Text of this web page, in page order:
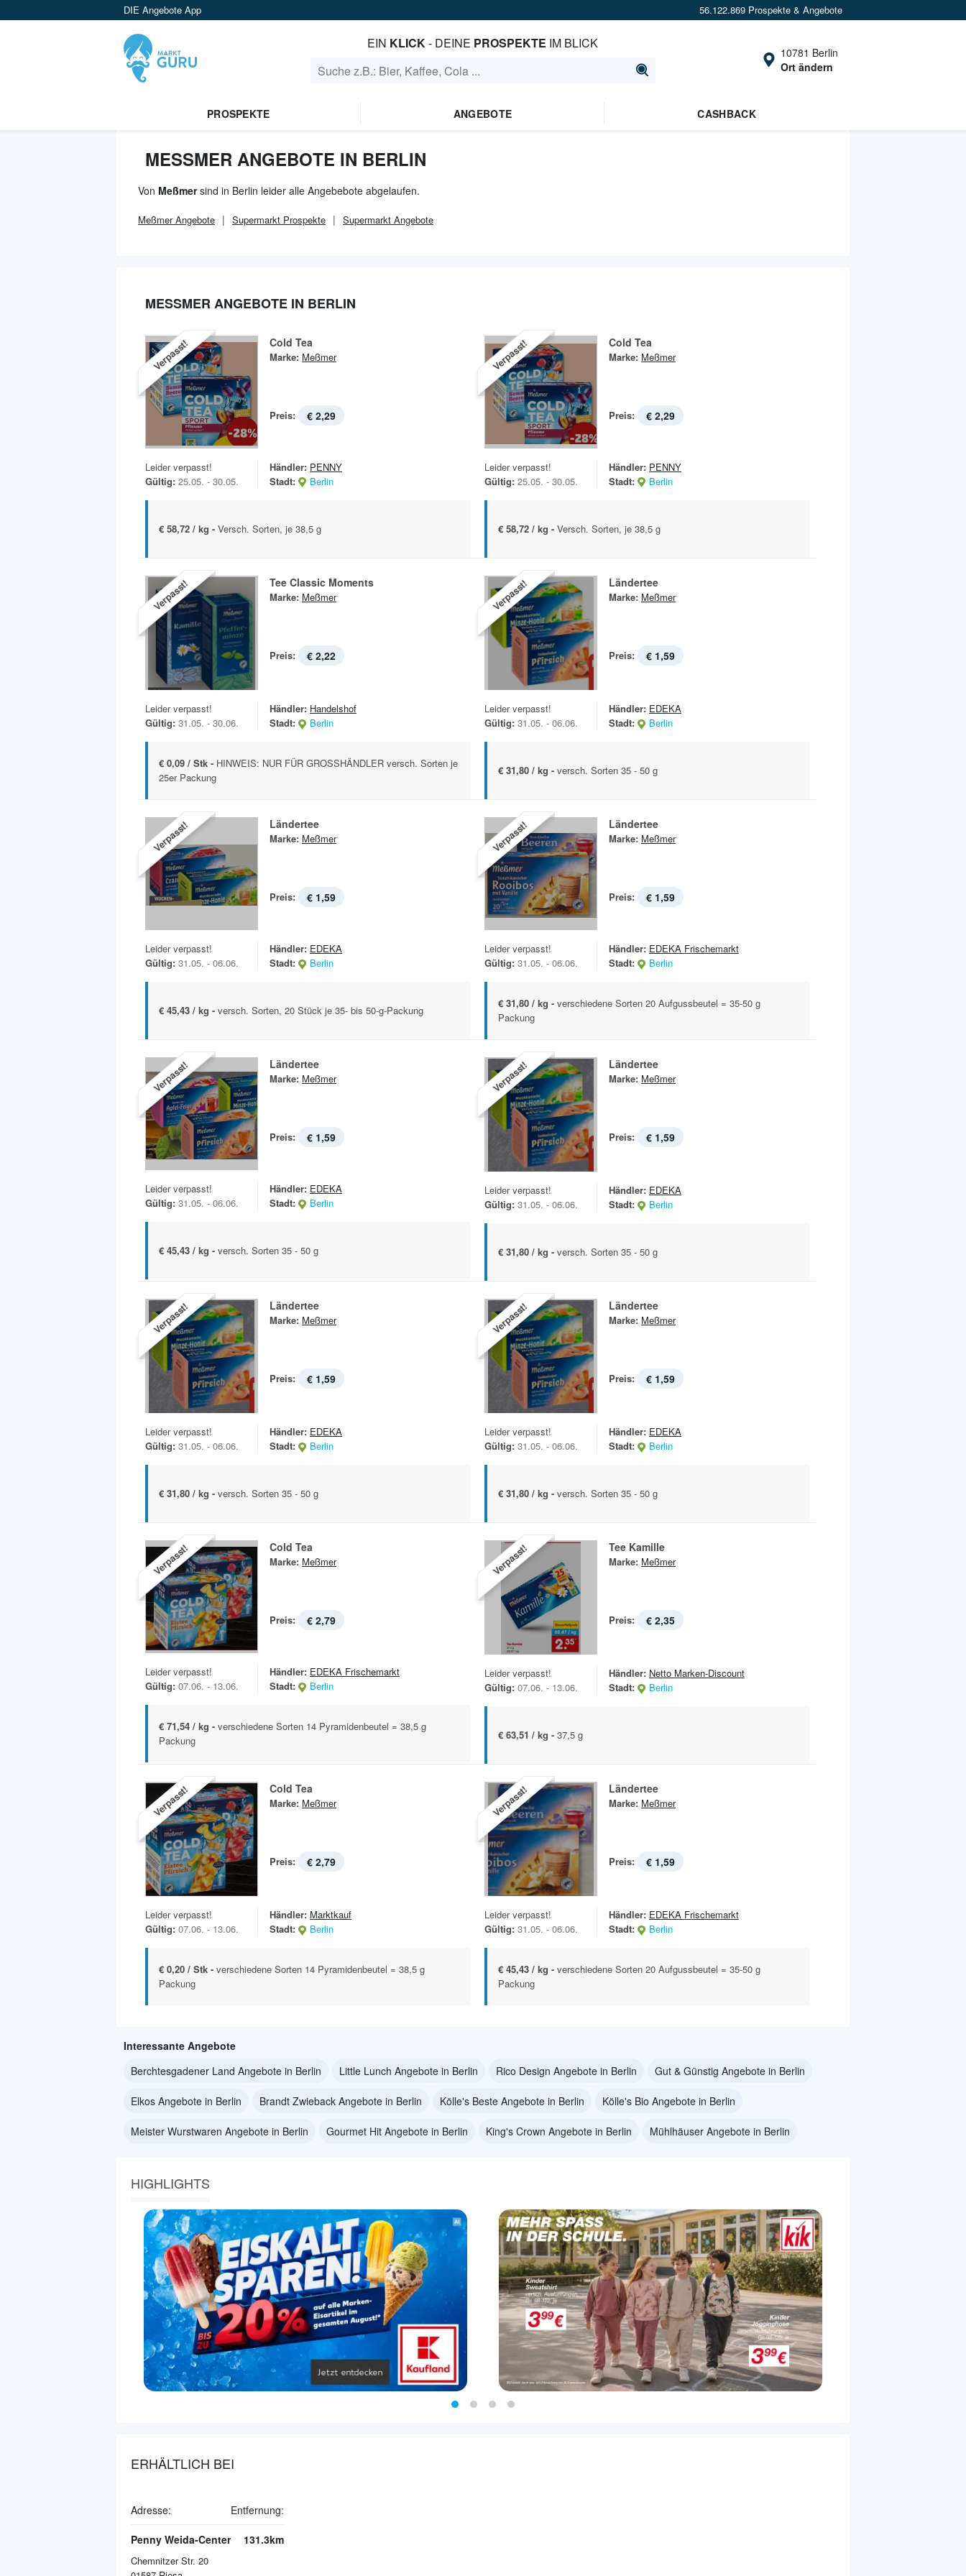
DIE Angebote App 56.122.869 Prospekte & Angebote
EIN KLICK- DEINE PROSPEKTE IM BLICK
10781 Berlin
Ort ändern
PROSPEKTE ANGEBOTE CASHBACK
MESSMER ANGEBOTE IN BERLIN
Von Meßmersind in Berlin leider alle Angebebote abgelaufen.
MeßmerAngebote Supermarkt Prospekte Supermarkt Angebote
MESSMER ANGEBOTE IN BERLIN
Verpasst! Cold Tea
Marke: Meßmer
Preis: € 2,29
Leider verpasst!
Gültig: 25.05. - 30.05.
Händler: PENNY
Stadt:
Berlin
€ 58,72 / kg - Versch. Sorten, je 38,5 g
Verpasst! Cold Tea
Marke: Meßmer
Preis: € 2,29
Leider verpasst!
Gültig: 25.05. - 30.05.
Händler: PENNY
Stadt:
Berlin
€ 58,72 / kg - Versch. Sorten, je 38,5 g
Verpasst! Tee Classic Moments
Marke: Meßmer
Preis: € 2,22
Leider verpasst!
Gültig: 31.05. - 30.06.
Händler: Handelshof
Stadt:
Berlin
€ 0,09 / Stk - HINWEIS: NUR FÜR GROSSHÄNDLER versch. Sorten je
25er Packung
Verpasst! Ländertee
Marke: Meßmer
Preis: € 1,59
Leider verpasst!
Gültig: 31.05. - 06.06.
Händler: EDEKA
Stadt:
Berlin
€ 31,80 / kg - versch. Sorten 35 - 50 g
Verpasst! Ländertee
Marke: Meßmer
Preis: € 1,59
Leider verpasst!
Gültig: 31.05. - 06.06.
Händler: EDEKA
Stadt:
Berlin
€ 45,43 / kg - versch. Sorten, 20 Stück je 35- bis 50-g-Packung
Verpasst! Ländertee
Marke: Meßmer
Preis: € 1,59
Leider verpasst!
Gültig: 31.05. - 06.06.
Händler: EDEKA Frischemarkt
Stadt:
Berlin
€ 31,80 / kg - verschiedene Sorten 20 Aufgussbeutel = 35-50 g
Packung
Verpasst! Ländertee
Marke: Meßmer
Preis: € 1,59
Leider verpasst!
Gültig: 31.05. - 06.06.
Händler: EDEKA
Stadt:
Berlin
€ 45,43 / kg - versch. Sorten 35 - 50 g
Verpasst! Ländertee
Marke: Meßmer
Preis: € 1,59
Leider verpasst!
Gültig: 31.05. - 06.06.
Händler: EDEKA
Stadt:
Berlin
€ 31,80 / kg - versch. Sorten 35 - 50 g
Verpasst! Ländertee
Marke: Meßmer
Preis: € 1,59
Leider verpasst!
Gültig: 31.05. - 06.06.
Händler: EDEKA
Stadt:
Berlin
€ 31,80 / kg - versch. Sorten 35 - 50 g
Verpasst! Ländertee
Marke: Meßmer
Preis: € 1,59
Leider verpasst!
Gültig: 31.05. - 06.06.
Händler: EDEKA
Stadt:
Berlin
€ 31,80 / kg - versch. Sorten 35 - 50 g
Verpasst! Cold Tea
Marke: Meßmer
Preis: € 2,79
Leider verpasst!
Gültig: 07.06. - 13.06.
Händler: EDEKA Frischemarkt
Stadt:
Berlin
€ 71,54 / kg - verschiedene Sorten 14 Pyramidenbeutel = 38,5 g
Packung
Verpasst! Tee Kamille
Marke: Meßmer
Preis: € 2,35
Leider verpasst!
Gültig: 07.06. - 13.06.
Händler: Netto Marken-Discount
Stadt:
Berlin
€ 63,51 / kg - 37,5 g
Verpasst! Cold Tea
Marke: Meßmer
Preis: € 2,79
Leider verpasst!
Gültig: 07.06. - 13.06.
Händler: Marktkauf
Stadt:
Berlin
€ 0,20 / Stk - verschiedene Sorten 14 Pyramidenbeutel = 38,5 g
Packung
Verpasst! Ländertee
Marke: Meßmer
Preis: € 1,59
Leider verpasst!
Gültig: 31.05. - 06.06.
Händler: EDEKA Frischemarkt
Stadt:
Berlin
€ 45,43 / kg - verschiedene Sorten 20 Aufgussbeutel = 35-50 g
Packung
Interessante Angebote
Berchtesgadener Land Angebote in Berlin
Little Lunch Angebote in Berlin Rico Design Angebote in Berlin Gut & Günstig Angebote in Berlin
Elkos Angebote in Berlin Brandt Zwieback Angebote in Berlin Kölle's Beste Angebote in Berlin Kölle's Bio Angebote in Berlin
Meister Wurstwaren Angebote in Berlin Gourmet Hit Angebote in Berlin King's Crown Angebote in Berlin Mühlhäuser Angebote in Berlin
HIGHLIGHTS
ERHÄLTLICH BEI
Adresse: Entfernung:
Penny Weida-Center
Chemnitzer Str. 20
131.3km